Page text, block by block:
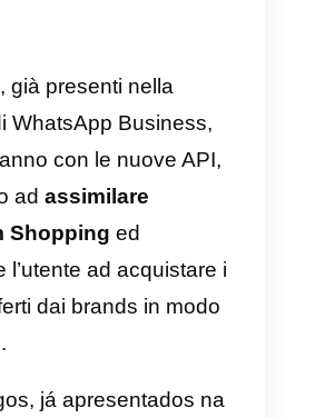
Data Protection Board.
a falta de clareza no
aos dados que podem
com partes
a autoridade italiana
não haveria o
para os